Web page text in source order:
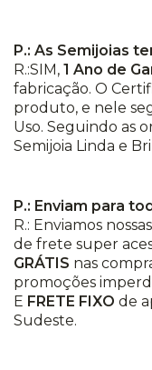
P.: As Semijoias
R.:SIM, 1 Ano de
fabricação. O
produto, e nele
Uso. Seguindo as
Semijoia Linda e
P.: Enviam para
R.: Enviamos
de frete super
GRÁTIS nas
promoções
E FRETE FIXO de
Sudeste.